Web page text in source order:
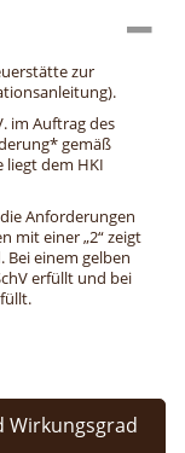
zur
im Auftrag des
gemäß
liegt dem HKI
Anforderungen
mit einer „2“ zeigt
Bei einem gelben
erfüllt und bei
Wirkungsgrad